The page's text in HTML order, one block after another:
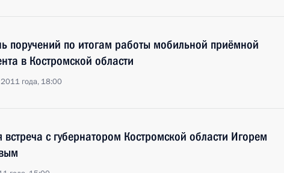
поручений по итогам работы мобильной приёмной
в Костромской области
2011 года, 18:00
встреча с губернатором Костромской области Игорем